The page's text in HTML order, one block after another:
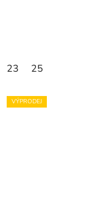
23 25
VÝPRODEJ